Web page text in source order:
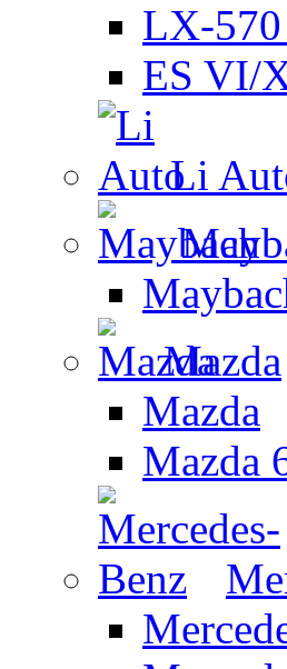
LX-570
ES VI/
Li
Mazda
Mazda
Mazda